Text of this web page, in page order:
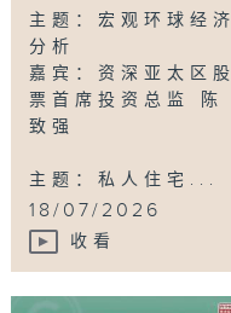
主题：宏观环球经济
分析
嘉宾：资深亚太区股
票首席投资总监 陈
致强
主题：私人住宅...
18/07/2026
收看